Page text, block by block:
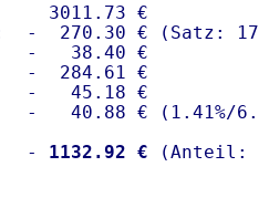
3011.73 €
-  270.30 € (Satz:
-   38.40 €
-  284.61 €
-   45.18 €
-   40.88 € ( 1.41%/
-
1132.92 €